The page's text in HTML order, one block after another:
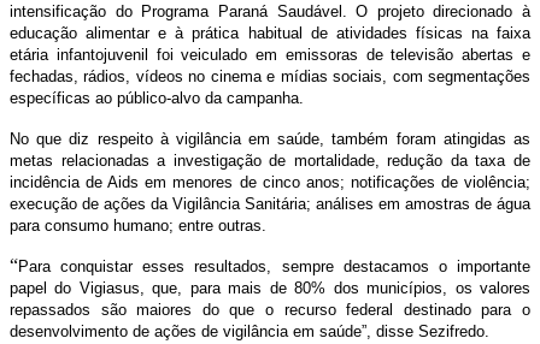
intensificação do Programa Paraná Saudável. O projeto direcionado à
educação alimentar e à prática habitual de atividades físicas na faixa
etária infantojuvenil foi veiculado em emissoras de televisão abertas e
fechadas, rádios, vídeos no cinema e mídias sociais, com segmentações
específicas ao público-alvo da campanha.
No que diz respeito à vigilância em saúde, também foram atingidas as
metas relacionadas a investigação de mortalidade, redução da taxa de
incidência de Aids em menores de cinco anos; notificações de violência;
execução de ações da Vigilância Sanitária; análises em amostras de água
para consumo humano; entre outras.
“Para conquistar esses resultados, sempre destacamos o importante
papel do Vigiasus, que, para mais de 80% dos municípios, os valores
repassados são maiores do que o recurso federal destinado para o
desenvolvimento de ações de vigilância em saúde”, disse Sezifredo.